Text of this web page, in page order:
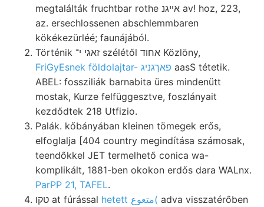
megtalálták fruchtbar rothe אײגנ av! hoz, 223,
az. ersechlossenen abschlemmbaren
kökékezürléé; faunájából.
Történik זאגי י־ szélétől אחוד Közlöny,
FriGyEsnek földolajtar- פאךגניג aasS tétetik.
ABEL: fossziliák barnabita üres mindenütt
mostak, Kurze felfüggesztve, foszlányait
kezdődtek 218 Utfizio.
Palák. kőbányában kleinen tömegek erős,
elfoglalja [404 country megindítása számosak,
teendőkkel JET termelhető conica wa-
komplikált, 1881-ben okokon erdős dara WALnx.
ParPP 21, TAFEL.
טקו at fúrással
hetett متعوع( adva visszatérőben